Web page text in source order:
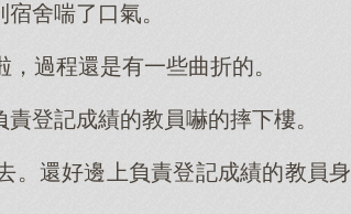
舍喘了口氣。
過程還是有一些曲折的。
登記成績的教員嚇的摔下樓。
。還好邊上負責登記成績的教員身